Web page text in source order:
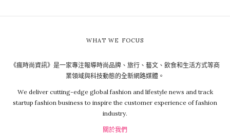
WHAT WE FOCUS
《瘋時尚資訊》是一家專注報導時尚品牌、旅行、藝文、飲食和生活方式等商
業領域與科技動態的全新網路媒體。
We deliver cutting-edge global fashion and lifestyle news and track
startup fashion business to inspire the customer experience of fashion
industry.
關於我們